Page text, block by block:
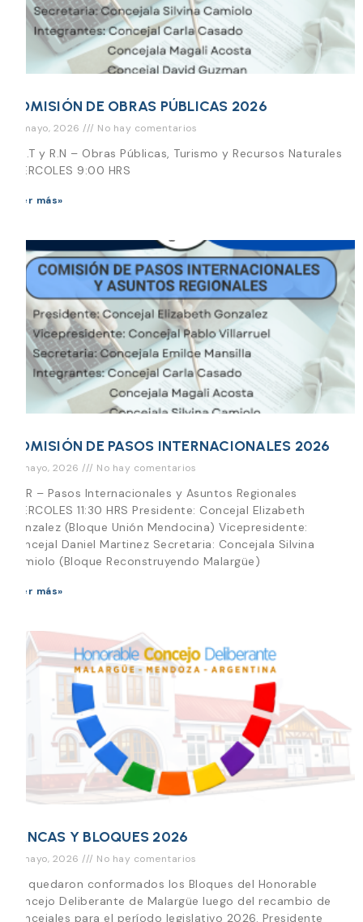
COMISIÓN DE OBRAS PÚBLICAS 2026
14 mayo, 2026 No hay comentarios
O.P.T y R.N – Obras Públicas, Turismo y Recursos Naturales
MIÉRCOLES 9:00 HRS
Leer más»
COMISIÓN DE PASOS INTERNACIONALES 2026
13 mayo, 2026 No hay comentarios
PIAR – Pasos Internacionales y Asuntos Regionales
MIERCOLES 11:30 HRS Presidente: Concejal Elizabeth
Gonzalez (Bloque Unión Mendocina) Vicepresidente:
Concejal Daniel Martinez Secretaria: Concejala Silvina
Camiolo (Bloque Reconstruyendo Malargüe)
Leer más»
BANCAS Y BLOQUES 2026
13 mayo, 2026 No hay comentarios
Así quedaron conformados los Bloques del Honorable
Concejo Deliberante de Malargüe luego del recambio de
Concejales para el período legislativo 2026. Presidente